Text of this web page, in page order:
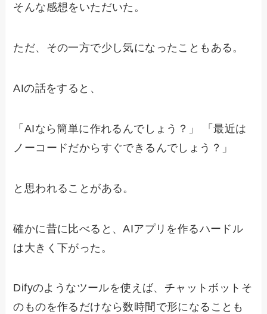
そんな感想をいただいた。
ただ、その一方で少し気になったこともある。
AIの話をすると、
「AIなら簡単に作れるんでしょう？」 「最近は
ノーコードだからすぐできるんでしょう？」
と思われることがある。
確かに昔に比べると、AIアプリを作るハードル
は大きく下がった。
Difyのようなツールを使えば、チャットボットそ
のものを作るだけなら数時間で形になることも